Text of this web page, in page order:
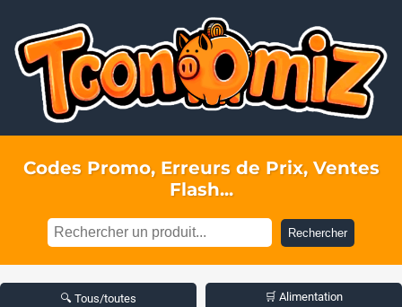
Codes Promo, Erreurs de Prix, Ventes
Flash...
Rechercher
🔍 Tous/toutes 🛒 Alimentation